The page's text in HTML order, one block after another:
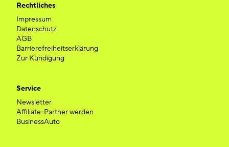
Rechtliches
Impressum
Datenschutz
AGB
Barrierefreiheitserklärung
Zur Kündigung
Service
Newsletter
Affiliate-Partner werden
BusinessAuto